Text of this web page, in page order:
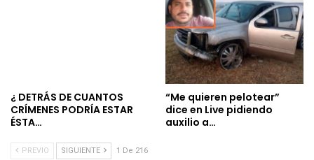
¿ DETRÁS DE CUANTOS
CRÍMENES PODRÍA ESTAR
ÉSTA…
“Me quieren pelotear”
dice en Live pidiendo
auxilio a…
PREVIO SIGUIENTE 1 De 216